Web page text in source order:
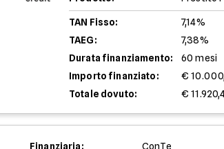
TAN Fisso:
7,14%
TAEG:
7,38%
Durata finanziamento:
60 mesi
Importo finanziato:
€
Totale dovuto:
€
Finanziaria:
ConTe